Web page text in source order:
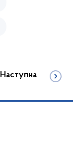
Наступна